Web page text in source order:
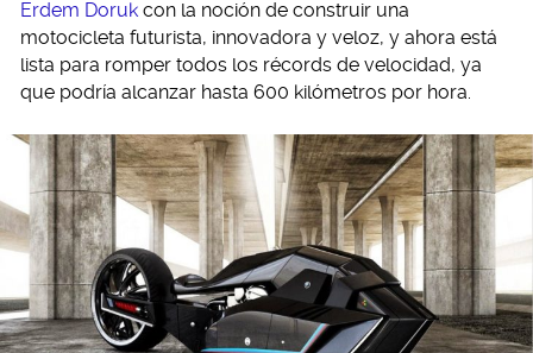
Erdem Doruk con la noción de construir una
motocicleta futurista, innovadora y veloz, y ahora está
lista para romper todos los récords de velocidad, ya
que podría alcanzar hasta 600 kilómetros por hora.